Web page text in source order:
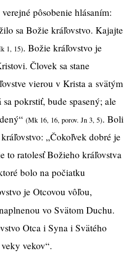
pôsobenie hlásaním:
sa Božie kráľovstvo. Kajajte
1, 15). Božie kráľovstvo je
Človek sa stane
vierou v Krista a svätým
pokrstiť, bude spasený; ale
(Mk 16, 16, porov. Jn 3, 5). Boli
„Čokoľvek dobré je
to ratolesť Božieho kráľovstva
bolo na počiatku
je Otcovou vôľou,
vo Svätom Duchu.
Otca i Syna i Svätého
vekov“.